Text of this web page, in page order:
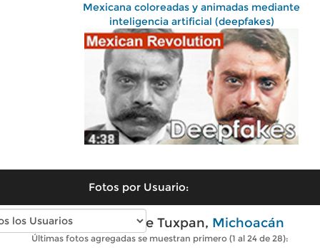
Mexicana coloreadas y animadas mediante
inteligencia artificial (deepfakes)
Fotos por Usuario:
Fotos antiguas de Tuxpan, Michoacán
Últimas fotos agregadas se muestran primero (1 al 24 de 28):